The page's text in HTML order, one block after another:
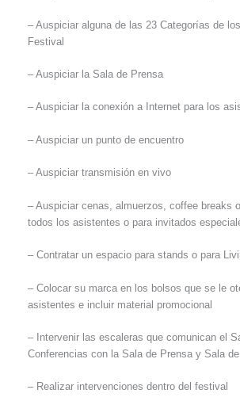
– Auspiciar alguna de las 23 Categorías de
Festival
– Auspiciar la Sala de Prensa
– Auspiciar la conexión a Internet para los
– Auspiciar un punto de encuentro
– Auspiciar transmisión en vivo
– Auspiciar cenas, almuerzos, coffee breaks
todos los asistentes o para invitados
– Contratar un espacio para stands o para
– Colocar su marca en los bolsos que se le
asistentes e incluir material promocional
– Intervenir las escaleras que comunican el
Conferencias con la Sala de Prensa y Sala
– Realizar intervenciones dentro del festival